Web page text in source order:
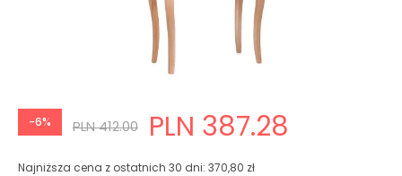
-6% PLN 412.00 PLN 387.28
Najniższa cena z ostatnich 30 dni: 370,80 zł